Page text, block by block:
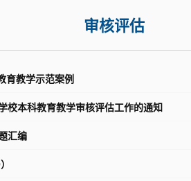
审核评估
育教学示范案例
校本科教育教学审核评估工作的通知
汇编